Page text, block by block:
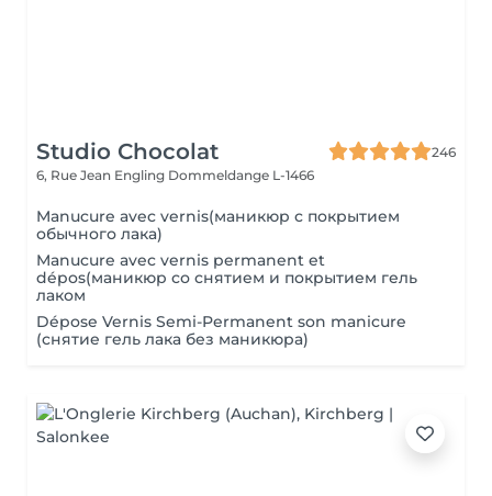
Studio Chocolat
246
6, Rue Jean Engling Dommeldange L-1466
Manucure avec vernis(маникюр с покрытием
обычного лака)
Manucure avec vernis permanent et
dépos(маникюр со снятием и покрытием гель
лаком
Dépose Vernis Semi-Permanent son manicure
(снятие гель лака без маникюра)